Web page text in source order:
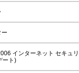
ー
インターネット セキュ
ート)